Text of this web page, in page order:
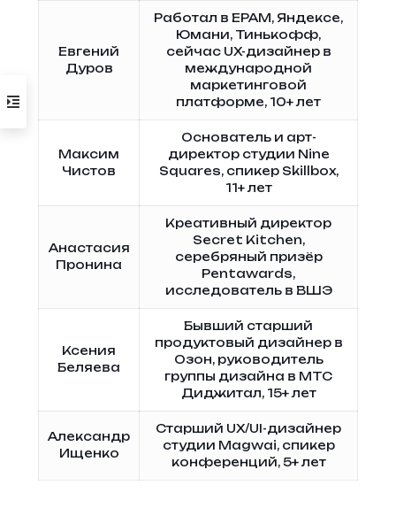
Евгений
Дуров
Работал в EPAM, Яндексе,
Юмани, Тинькофф,
сейчас UX-дизайнер в
международной
маркетинговой
платформе, 10+ лет
Максим
Чистов
Основатель и арт-
директор студии Nine
Squares, спикер Skillbox,
11+ лет
Анастасия
Пронина
Креативный директор
Secret Kitchen,
серебряный призёр
Pentawards,
исследователь в ВШЭ
Ксения
Беляева
Бывший старший
продуктовый дизайнер в
Озон, руководитель
группы дизайна в МТС
Диджитал, 15+ лет
Александр
Ищенко
Старший UX/UI-дизайнер
студии Magwai, спикер
конференций, 5+ лет